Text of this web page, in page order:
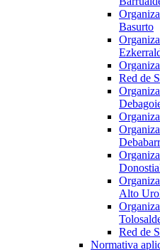
Basurto
Red de
Alto
Red de
Normativa